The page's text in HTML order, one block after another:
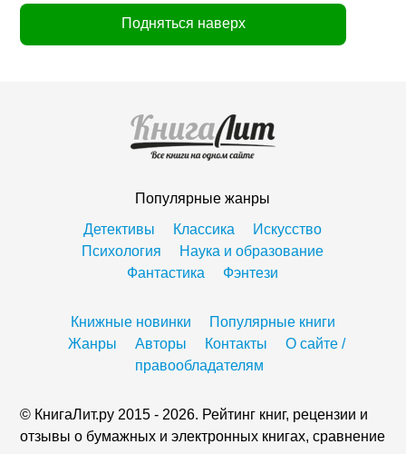
Подняться наверх
Популярные жанры
Детективы
Классика
Искусство
Психология
Наука и образование
Фантастика
Фэнтези
Книжные новинки
Популярные книги
Жанры
Авторы Контакты
О сайте /
правообладателям
© КнигаЛит.ру 2015 - 2026. Рейтинг книг, рецензии и
отзывы о бумажных и электронных книгах, сравнение